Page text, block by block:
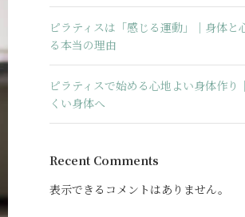
ピラティスは「感じる運動」｜身体と
る本当の理由
ピラティスで始める心地よい身体作り
くい身体へ
Recent Comments
表示できるコメントはありません。